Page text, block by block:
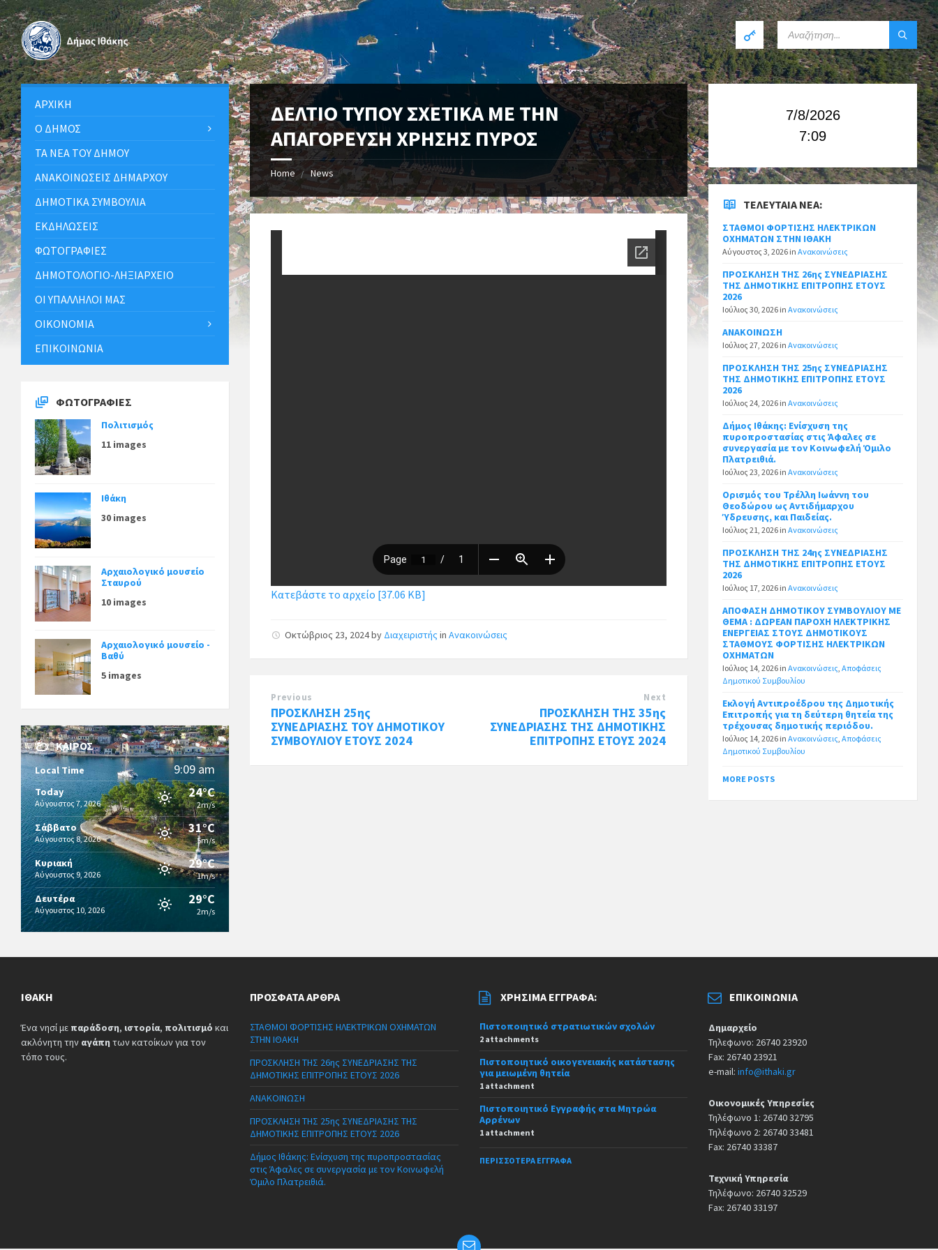
ΔΕΛΤΙΟ ΤΥΠΟΥ ΣΧΕΤΙΚΑ ΜΕ ΤΗΝ
ΑΠΑΓΟΡΕΥΣΗ ΧΡΗΣΗΣ ΠΥΡΟΣ
Home News
Κατεβάστε το αρχείο [37.06 KB]
Οκτώβριος 23, 2024by Διαχειριστής inΑνακοινώσεις
Previous
ΠΡΟΣΚΛΗΣΗ 25ης
ΣΥΝΕΔΡΙΑΣΗΣ ΤΟΥ ΔΗΜΟΤΙΚΟΥ
ΣΥΜΒΟΥΛΙΟΥ ΕΤΟΥΣ 2024
Next
ΠΡΟΣΚΛΗΣΗ ΤΗΣ 35ης
ΣΥΝΕΔΡΙΑΣΗΣ ΤΗΣ ΔΗΜΟΤΙΚΗΣ
ΕΠΙΤΡΟΠΗΣ ΕΤΟΥΣ 2024
ΑΡΧΙΚΉ
Ο ΔΉΜΟΣ
ΤΑ ΝΈΑ ΤΟΥ ΔΉΜΟΥ
ΑΝΑΚΟΙΝΩΣΕΙΣ ΔΗΜΑΡΧΟΥ
ΔΗΜΟΤΙΚΆ ΣΥΜΒΟΎΛΙΑ
ΕΚΔΗΛΏΣΕΙΣ
ΦΩΤΟΓΡΑΦΊΕΣ
ΔΗΜΟΤΟΛΌΓΙΟ-ΛΗΞΙΑΡΧΕΊΟ
ΟΙ ΥΠΆΛΛΗΛΟΙ ΜΑΣ
ΟΙΚΟΝΟΜΊΑ
ΕΠΙΚΟΙΝΩΝΊΑ
ΦΩΤΟΓΡΑΦΊΕΣ
Πολιτισμός
11 images
Ιθάκη
30 images
Αρχαιολογικό μουσείο
Σταυρού
10 images
Αρχαιολογικό μουσείο -
Βαθύ
5 images
ΚΑΙΡΌΣ
Local Time 9:09 am
Today
Αύγουστος 7, 2026
24°C
2m/s
Σάββατο
Αύγουστος 8, 2026
31°C
5m/s
Κυριακή
Αύγουστος 9, 2026
29°C
1m/s
Δευτέρα
Αύγουστος 10, 2026
29°C
2m/s
7/8/2026
7:09
ΤΕΛΕΥΤΑΊΑ ΝΈΑ:
ΣΤΑΘΜΟΙ ΦΟΡΤΙΣΗΣ ΗΛΕΚΤΡΙΚΩΝ
ΟΧΗΜΑΤΩΝ ΣΤΗΝ ΙΘΑΚΗ
Αύγουστος 3, 2026 inΑνακοινώσεις
ΠΡΟΣΚΛΗΣΗ ΤΗΣ 26ης ΣΥΝΕΔΡΙΑΣΗΣ
ΤΗΣ ΔΗΜΟΤΙΚΗΣ ΕΠΙΤΡΟΠΗΣ ΕΤΟΥΣ
2026
Ιούλιος 30, 2026 inΑνακοινώσεις
ΑΝΑΚΟΙΝΩΣΗ
Ιούλιος 27, 2026 inΑνακοινώσεις
ΠΡΟΣΚΛΗΣΗ ΤΗΣ 25ης ΣΥΝΕΔΡΙΑΣΗΣ
ΤΗΣ ΔΗΜΟΤΙΚΗΣ ΕΠΙΤΡΟΠΗΣ ΕΤΟΥΣ
2026
Ιούλιος 24, 2026 inΑνακοινώσεις
Δήμος Ιθάκης: Ενίσχυση της
πυροπροστασίας στις Άφαλες σε
συνεργασία με τον Κοινωφελή Όμιλο
Πλατρειθιά.
Ιούλιος 23, 2026 inΑνακοινώσεις
Ορισμός του Τρέλλη Ιωάννη του
Θεοδώρου ως Αντιδήμαρχου
Ύδρευσης, και Παιδείας.
Ιούλιος 21, 2026 inΑνακοινώσεις
ΠΡΟΣΚΛΗΣΗ ΤΗΣ 24ης ΣΥΝΕΔΡΙΑΣΗΣ
ΤΗΣ ΔΗΜΟΤΙΚΗΣ ΕΠΙΤΡΟΠΗΣ ΕΤΟΥΣ
2026
Ιούλιος 17, 2026 inΑνακοινώσεις
ΑΠΟΦΑΣΗ ΔΗΜΟΤΙΚΟΥ ΣΥΜΒΟΥΛΙΟΥ ΜΕ
ΘΕΜΑ : ΔΩΡΕΑΝ ΠΑΡΟΧΗ ΗΛΕΚΤΡΙΚΗΣ
ΕΝΕΡΓΕΙΑΣ ΣΤΟΥΣ ΔΗΜΟΤΙΚΟΥΣ
ΣΤΑΘΜΟΥΣ ΦΟΡΤΙΣΗΣ ΗΛΕΚΤΡΙΚΩΝ
ΟΧΗΜΑΤΩΝ
Ιούλιος 14, 2026 inΑνακοινώσεις,Αποφάσεις
Δημοτικού Συμβουλίου
Εκλογή Αντιπροέδρου της Δημοτικής
Επιτροπής για τη δεύτερη θητεία της
τρέχουσας δημοτικής περιόδου.
Ιούλιος 14, 2026 inΑνακοινώσεις,Αποφάσεις
Δημοτικού Συμβουλίου
MORE POSTS
ΙΘΆΚΗ
Ένα νησί με παράδοση, ιστορία, πολιτισμό και
ακλόνητη την αγάπη των κατοίκων για τον
τόπο τους.
ΠΡΌΣΦΑΤΑ ΆΡΘΡΑ
ΣΤΑΘΜΟΙ ΦΟΡΤΙΣΗΣ ΗΛΕΚΤΡΙΚΩΝ ΟΧΗΜΑΤΩΝ
ΣΤΗΝ ΙΘΑΚΗ
ΠΡΟΣΚΛΗΣΗ ΤΗΣ 26ης ΣΥΝΕΔΡΙΑΣΗΣ ΤΗΣ
ΔΗΜΟΤΙΚΗΣ ΕΠΙΤΡΟΠΗΣ ΕΤΟΥΣ 2026
ΑΝΑΚΟΙΝΩΣΗ
ΠΡΟΣΚΛΗΣΗ ΤΗΣ 25ης ΣΥΝΕΔΡΙΑΣΗΣ ΤΗΣ
ΔΗΜΟΤΙΚΗΣ ΕΠΙΤΡΟΠΗΣ ΕΤΟΥΣ 2026
Δήμος Ιθάκης: Ενίσχυση της πυροπροστασίας
στις Άφαλες σε συνεργασία με τον Κοινωφελή
Όμιλο Πλατρειθιά.
ΧΡΉΣΙΜΑ ΈΓΓΡΑΦΑ:
Πιστοποιητικό στρατιωτικών σχολών
2 attachments
Πιστοποιητικό οικογενειακής κατάστασης
για μειωμένη θητεία
1 attachment
Πιστοποιητικό Εγγραφής στα Μητρώα
Αρρένων
1 attachment
ΠΕΡΙΣΣΌΤΕΡΑ ΈΓΓΡΑΦΑ
ΕΠΙΚΟΙΝΩΝΊΑ
Δημαρχείο
Τηλεφωνο: 26740 23920
Fax: 26740 23921
e-mail:info@ithaki.gr
Οικονομικές Υπηρεσίες
Τηλέφωνο 1: 26740 32795
Τηλέφωνο 2: 26740 33481
Fax: 26740 33387
Τεχνική Υπηρεσία
Τηλέφωνο: 26740 32529
Fax: 26740 33197